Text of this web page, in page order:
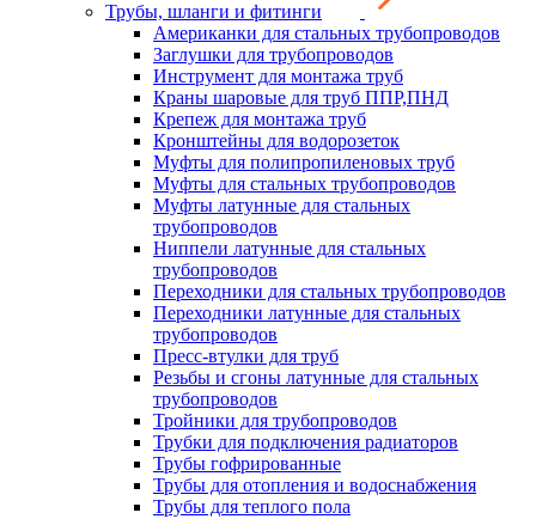
Трубы, шланги и фитинги
Американки для стальных трубопроводов
Заглушки для трубопроводов
Инструмент для монтажа труб
Краны шаровые для труб ППР,ПНД
Крепеж для монтажа труб
Кронштейны для водорозеток
Муфты для полипропиленовых труб
Муфты для стальных трубопроводов
Муфты латунные для стальных
трубопроводов
Ниппели латунные для стальных
трубопроводов
Переходники для стальных трубопроводов
Переходники латунные для стальных
трубопроводов
Пресс-втулки для труб
Резьбы и сгоны латунные для стальных
трубопроводов
Тройники для трубопроводов
Трубки для подключения радиаторов
Трубы гофрированные
Трубы для отопления и водоснабжения
Трубы для теплого пола